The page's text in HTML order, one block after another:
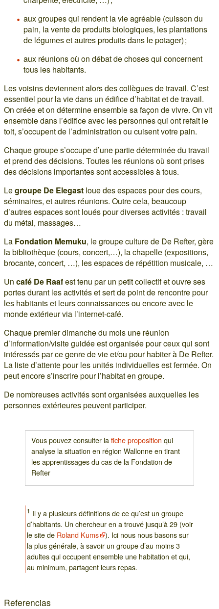
aux groupes qui rendent la vie agréable (cuisson du
pain, la vente de produits biologiques, les plantations
de légumes et autres produits dans le potager) ;
aux réunions où on débat de choses qui concernent
tous les habitants.
Les voisins deviennent alors des collègues de travail. C’est
essentiel pour la vie dans un édifice d’habitat et de travail.
On créée et on détermine ensemble sa façon de vivre. On vit
ensemble dans l’édifice avec les personnes qui ont refait le
toit, s’occupent de l’administration ou cuisent votre pain.
Chaque groupe s’occupe d’une partie déterminée du travail
et prend des décisions. Toutes les réunions où sont prises
des décisions importantes sont accessibles à tous.
Legroupe De Elegast loue des espaces pour des cours,
séminaires, et autres réunions. Outre cela, beaucoup
d’autres espaces sont loués pour diverses activités : travail
du métal, massages…
La Fondation Memuku, le groupe culture de De Refter, gère
la bibliothèque (cours, concert,…), la chapelle (expositions,
brocante, concert, …), les espaces de répétition musicale, …
Un café De Raafest tenu par un petit collectif et ouvre ses
portes durant les activités et sert de point de rencontre pour
les habitants et leurs connaissances ou encore avec le
monde extérieur via l’internet-café.
Chaque premier dimanche du mois une réunion
d’information/visite guidée est organisée pour ceux qui sont
intéressés par ce genre de vie et/ou pour habiter à De Refter.
La liste d’attente pour les unités individuelles est fermée. On
peut encore s’inscrire pour l’habitat en groupe.
De nombreuses activités sont organisées auxquelles les
personnes extérieures peuvent participer.
Vous pouvez consulter lafiche proposition qui
analyse la situation en région Wallonne en tirant
les apprentissages du cas de la Fondation de
Refter
1 Il y a plusieurs définitions de ce qu’est un groupe
d’habitants. Un chercheur en a trouvé jusqu’à 29 (voir
le site de Roland Kums
). Ici nous nous basons sur
la plus générale, à savoir un groupe d’au moins 3
adultes qui occupent ensemble une habitation et qui,
au minimum, partagent leurs repas.
Referencias